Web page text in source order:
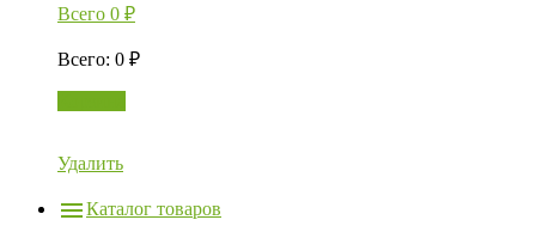
Всего 0 ₽
Всего: 0 ₽
Удалить
Каталог товаров